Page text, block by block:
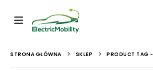
STRONA GŁÓWNA SKLEP PRODUCT TAG -